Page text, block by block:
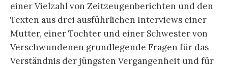
einer Vielzahl von Zeitzeugenberichten und den
Texten aus drei ausführlichen Interviews einer
Mutter, einer Tochter und einer Schwester von
Verschwundenen grundlegende Fragen für das
Verständnis der jüngsten Vergangenheit und für